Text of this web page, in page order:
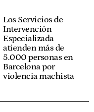
Los Servicios de
Intervención
Especializada
atienden más de
5.000 personas en
Barcelona por
violencia machista